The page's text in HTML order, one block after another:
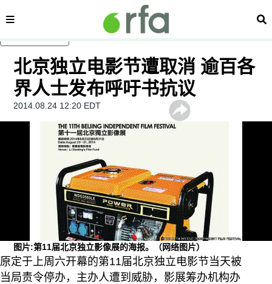
内容分类 搜
北京独立电影节遭取消 逾百各
界人士发布呼吁书抗议
2014.08.24 12:20 EDT
图片:第11届北京独立影像展的海报。（网络图片）
原定于上周六开幕的第11届北京独立电影节当天被
当局责令停办，主办人遭到威胁，影展筹办机构办